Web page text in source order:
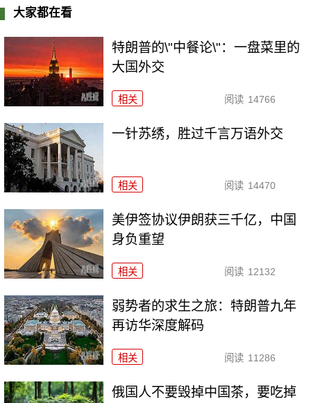
大家都在看
特朗普的\"中餐论\"：一盘菜里的
大国外交
相关 阅读 14766
一针苏绣，胜过千言万语外交
相关 阅读 14470
美伊签协议伊朗获三千亿，中国
身负重望
相关 阅读 12132
弱势者的求生之旅：特朗普九年
再访华深度解码
相关 阅读 11286
俄国人不要毁掉中国茶，要吃掉